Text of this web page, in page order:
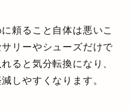
頼ること自体は悪いこ
リーやシューズだけで
ると気分転換になり、
しやすくなります。